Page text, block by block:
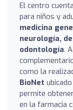
El centro
para niños y
medicina
neurología,
odontología.
como la
BioNet
permite
en la farmacia